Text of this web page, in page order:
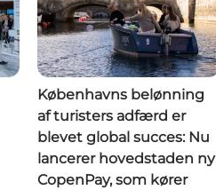
Københavns belønning
af turisters adfærd er
blevet global succes: Nu
lancerer hovedstaden ny
CopenPay, som kører